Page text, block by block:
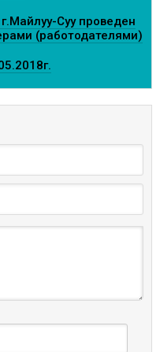
Суу проведен
(работодателями)